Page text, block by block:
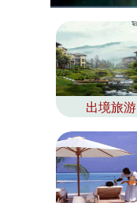
出境旅游